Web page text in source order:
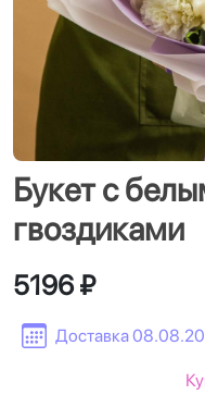
Букет с
гвоздиками
Доставка
5196 ₽